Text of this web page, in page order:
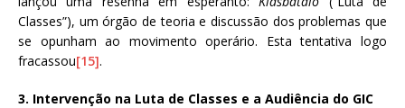
Classes”), um órgão de teoria e discussão dos problemas que
se opunham ao movimento operário. Esta tentativa logo
fracassou[15].
3. Intervenção na Luta de Classes e a Audiência do GIC